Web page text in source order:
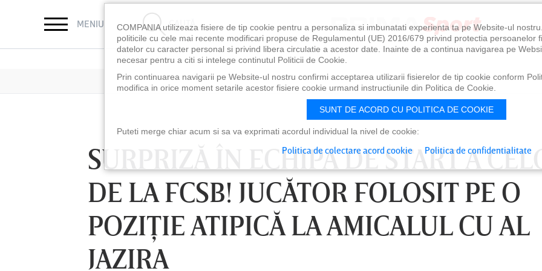
MENIU CAUTĂ
SURPRIZĂ ÎN ECHIPA DE START A
DE LA FCSB! JUCĂTOR FOLOSIT PE O
POZIŢIE ATIPICĂ LA AMICALUL CU AL
JAZIRA
LUNI 10 AUG, 18:30
COMPANIA utilizeaza fisiere de tip cookie pentru a personaliza si imbunatati experienta ta pe Website-ul
politicile cu cele mai recente modificari propuse de Regulamentul (UE) 2016/679 privind protectia persoanelor
datelor cu caracter personal si privind libera circulatie a acestor date. Inainte de a continua navigarea pe
necesar pentru a citi si intelege continutul Politicii de Cookie.
Prin continuarea navigarii pe Website-ul nostru confirmi acceptarea utilizarii fisierelor de tip cookie conform
modifica in orice moment setarile acestor fisiere cookie urmand instructiunile din Politica de Cookie.
SUNT DE ACORD CU POLITICA DE COOKIE
Puteti merge chiar acum si sa va exprimati acordul individual la nivel de cookie:
Politica de colectare acord cookie Politica de confidentialitate